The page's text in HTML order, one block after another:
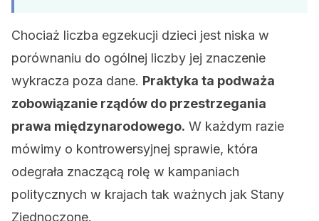
Chociaż liczba egzekucji dzieci jest niska w
porównaniu do ogólnej liczby jej znaczenie
wykracza poza dane. Praktyka ta podważa
zobowiązanie rządów do przestrzegania
prawa międzynarodowego. W każdym razie
mówimy o kontrowersyjnej sprawie, która
odegrała znaczącą rolę w kampaniach
politycznych w krajach tak ważnych jak Stany
Zjednoczone.